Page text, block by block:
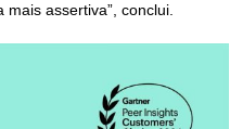
assertiva”, conclui.